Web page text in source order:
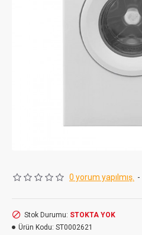
0 yorum yapılmış. -
Stok Durumu: STOKTA YOK
Ürün Kodu: ST0002621